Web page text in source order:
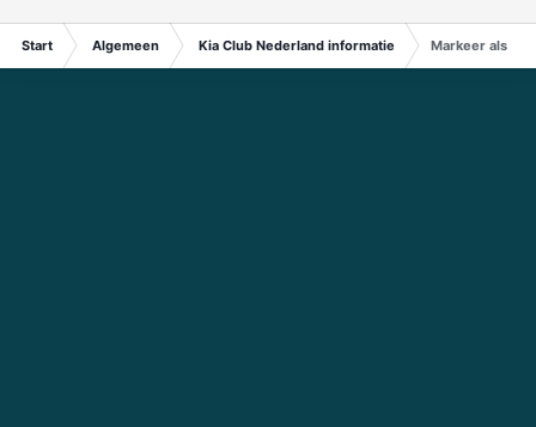
Start Algemeen Kia Club Nederland informatie Markeer als